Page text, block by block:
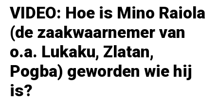
VIDEO: Hoe is Mino Raiola
(de zaakwaarnemer van
o.a. Lukaku, Zlatan,
Pogba) geworden wie hij
is?